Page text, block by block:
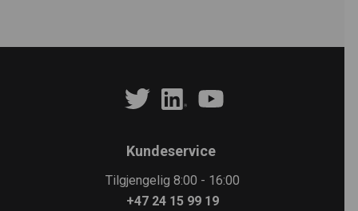
Kundeservice
Tilgjengelig 8:00 - 16:00
+47 24 15 99 19